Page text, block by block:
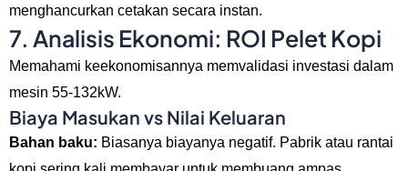
menghancurkan cetakan secara instan.
7. Analisis Ekonomi: ROI Pelet Kopi
Memahami keekonomisannya memvalidasi investasi dalam
mesin 55-132kW.
Biaya Masukan vs Nilai Keluaran
Bahan baku: Biasanya biayanya negatif. Pabrik atau rantai